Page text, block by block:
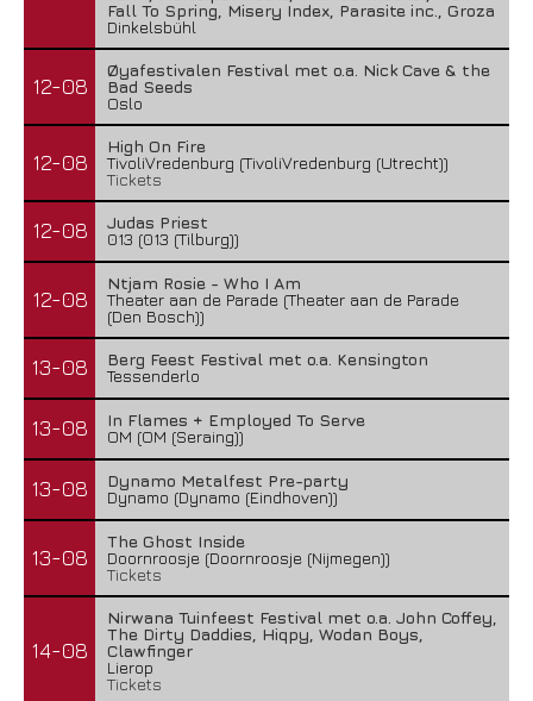
Fall To Spring, Misery Index, Parasite inc., Groza
Dinkelsbühl
12-08
Øyafestivalen Festival met o.a. Nick Cave & the
Bad Seeds
Oslo
12-08
High On Fire
TivoliVredenburg (TivoliVredenburg (Utrecht))
Tickets
12-08
Judas Priest
013 (013 (Tilburg))
12-08
Ntjam Rosie - Who I Am
Theater aan de Parade (Theater aan de Parade
(Den Bosch))
13-08
Berg Feest Festival met o.a. Kensington
Tessenderlo
13-08
In Flames + Employed To Serve
OM (OM (Seraing))
13-08
Dynamo Metalfest Pre-party
Dynamo (Dynamo (Eindhoven))
13-08
The Ghost Inside
Doornroosje (Doornroosje (Nijmegen))
Tickets
14-08
Nirwana Tuinfeest Festival met o.a. John Coffey,
The Dirty Daddies, Hiqpy, Wodan Boys,
Clawfinger
Lierop
Tickets